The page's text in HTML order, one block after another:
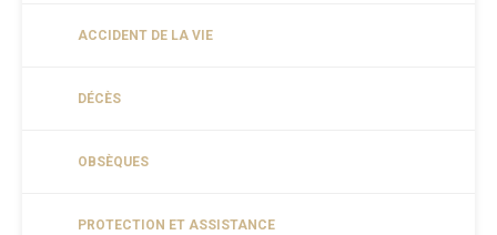
ACCIDENT DE LA VIE
DÉCÈS
OBSÈQUES
PROTECTION ET ASSISTANCE